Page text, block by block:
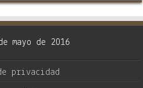
mayo de 2016
privacidad